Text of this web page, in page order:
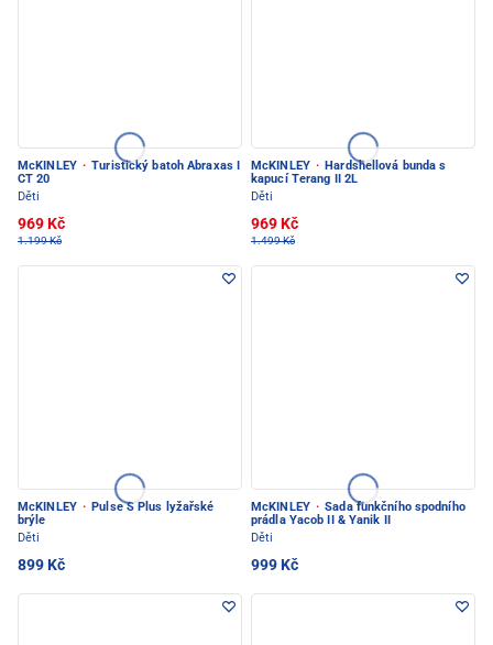
McKINLEY · Turistický batoh Abraxas I
CT 20
Děti
969 Kč
1.199 Kč
McKINLEY · Hardshellová bunda s
kapucí Terang II 2L
Děti
969 Kč
1.499 Kč
McKINLEY · Pulse S Plus lyžařské
brýle
Děti
899 Kč
McKINLEY · Sada funkčního spodního
prádla Yacob II & Yanik II
Děti
999 Kč